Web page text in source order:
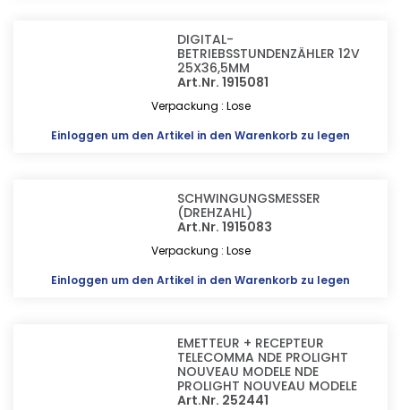
DIGITAL-
BETRIEBSSTUNDENZÄHLER 12V
25X36,5MM
Art.Nr. 1915081
Verpackung : Lose
Einloggen um den Artikel in den Warenkorb zu legen
SCHWINGUNGSMESSER
(DREHZAHL)
Art.Nr. 1915083
Verpackung : Lose
Einloggen um den Artikel in den Warenkorb zu legen
EMETTEUR + RECEPTEUR
TELECOMMA NDE PROLIGHT
NOUVEAU MODELE NDE
PROLIGHT NOUVEAU MODELE
Art.Nr. 252441